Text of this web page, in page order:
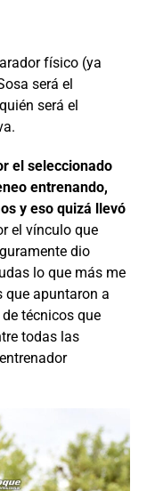
físico (ya
será el
será el
el seleccionado
entrenando,
y eso quizá llevó
el vínculo que
dio
lo que más me
que apuntaron a
técnicos que
todas las